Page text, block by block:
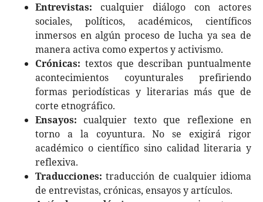
Entrevistas: cualquier diálogo con actores
sociales, políticos, académicos, científicos
inmersos en algún proceso de lucha ya sea de
manera activa como expertos y activismo.
Crónicas: textos que describan puntualmente
acontecimientos coyunturales prefiriendo
formas periodísticas y literarias más que de
corte etnográfico.
Ensayos: cualquier texto que reflexione en
torno a la coyuntura. No se exigirá rigor
académico o científico sino calidad literaria y
reflexiva.
Traducciones: traducción de cualquier idioma
de entrevistas, crónicas, ensayos y artículos.